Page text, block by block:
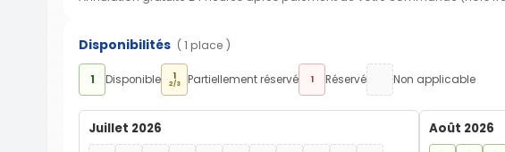
Disponibilités ( 1 place )
1 Disponible 1
2/3 Partiellement réservé 1 Réservé Non applicable
Juillet 2026 Août 2026